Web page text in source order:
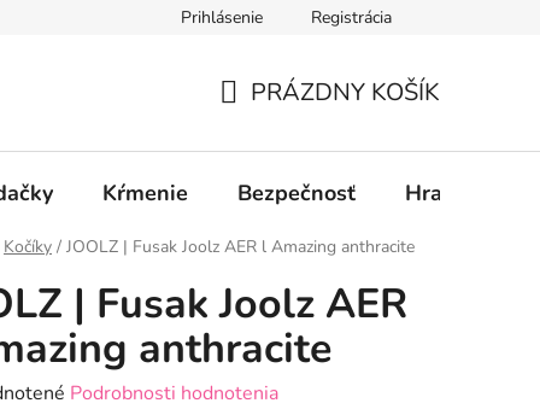
Prihlásenie Registrácia
KOŠÍK
PRÁZDNY KOŠÍK
Kŕmenie Bezpečnosť Hračky
Kočíky / JOOLZ | Fusak Joolz AER l Amazing anthracite
| Fusak Joolz AER
anthracite
Podrobnosti hodnotenia